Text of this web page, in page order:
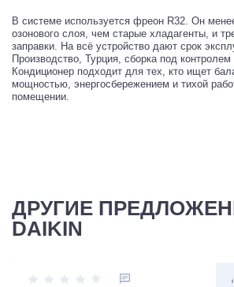
В системе используется фреон R32. Он
озонового слоя, чем старые хладагенты, и
заправки. На всё устройство дают срок
Производство, Турция, сборка под контролем
Кондиционер подходит для тех, кто ищет
мощностью, энергосбережением и тихой
помещении.
ДРУГИЕ
DAIKIN